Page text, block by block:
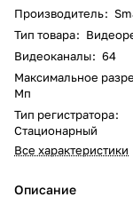
Производитель:
Тип товара:
Видеоканалы: 64
Максимальное
Мп
Тип регистратора:
Стационарный
Все характеристики
Описание